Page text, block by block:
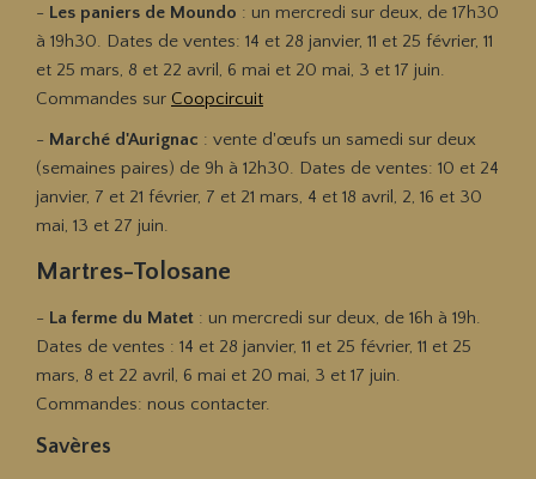
- Les paniers de Moundo : un mercredi sur deux, de 17h30
à 19h30. Dates de ventes: 14 et 28 janvier, 11 et 25 février, 11
et 25 mars, 8 et 22 avril, 6 mai et 20 mai, 3 et 17 juin.
Commandes sur Coopcircuit
- Marché d'Aurignac : vente d'œufs un samedi sur deux
(semaines paires) de 9h à 12h30. Dates de ventes: 10 et 24
janvier, 7 et 21 février, 7 et 21 mars, 4 et 18 avril, 2, 16 et 30
mai, 13 et 27 juin.
Martres-Tolosane
- La ferme du Matet : un mercredi sur deux, de 16h à 19h.
Dates de ventes : 14 et 28 janvier, 11 et 25 février, 11 et 25
mars, 8 et 22 avril, 6 mai et 20 mai, 3 et 17 juin.
Commandes: nous contacter.
Savères